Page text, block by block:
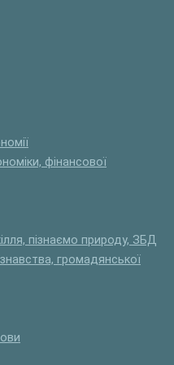
фінансової
пізнаємо природу, ЗБД
громадянської